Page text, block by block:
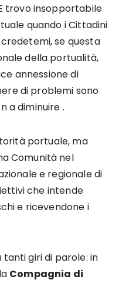
trovo insopportabile
quando i Cittadini
se questa
della portualità,
annessione di
di problemi sono
a diminuire .
portuale, ma
Comunità nel
e regionale di
che intende
e ricevendone i
giri di parole: in
Compagnia di